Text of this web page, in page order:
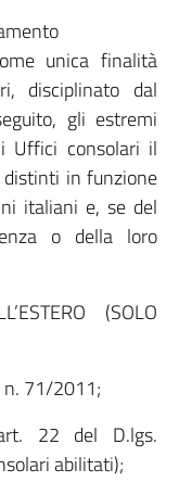
unica finalità
disciplinato dal
gli estremi
Uffici consolari il
in funzione
italiani e, se del
o della loro
(SOLO
n. 71/2011;
22 del D.lgs.
abilitati);